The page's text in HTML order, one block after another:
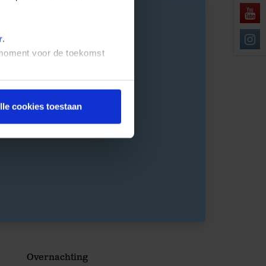
.
voor de toekomst
cookies toestaan
Overnachting